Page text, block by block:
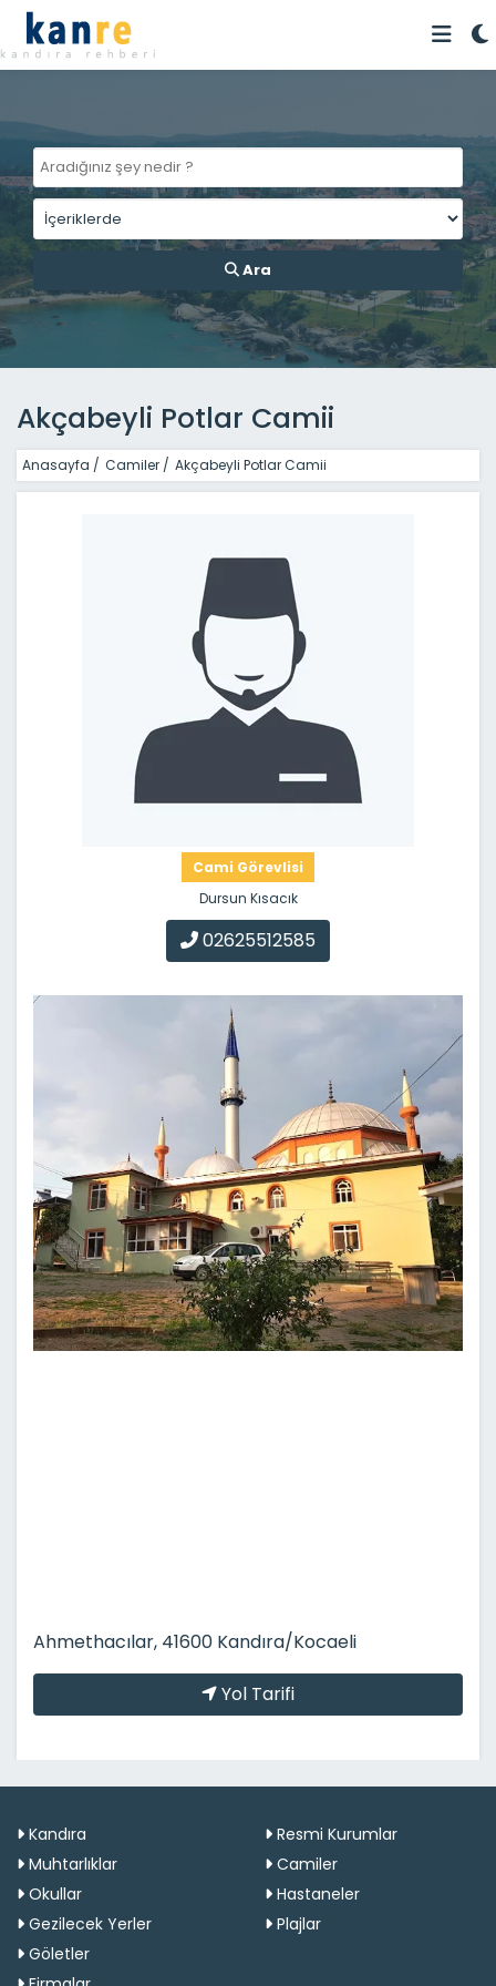
Ara
Akçabeyli Potlar Camii
Anasayfa / Camiler / Akçabeyli Potlar Camii
Cami Görevlisi
Dursun Kısacık
02625512585
Ahmethacılar, 41600 Kandıra/Kocaeli
Yol Tarifi
Kandıra
Resmi Kurumlar
Muhtarlıklar
Camiler
Okullar
Hastaneler
Gezilecek Yerler
Plajlar
Göletler